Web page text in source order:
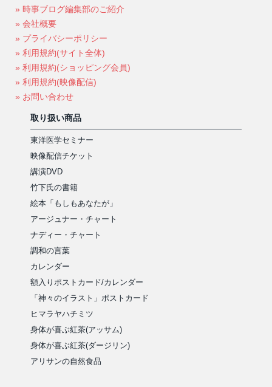
» 時事ブログ編集部のご紹介
» 会社概要
» プライバシーポリシー
» 利用規約(サイト全体)
» 利用規約(ショッピング会員)
» 利用規約(映像配信)
» お問い合わせ
取り扱い商品
東洋医学セミナー
映像配信チケット
講演DVD
竹下氏の書籍
絵本「もしもあなたが」
アージュナー・チャート
ナディー・チャート
調和の言葉
カレンダー
額入りポストカード/カレンダー
「神々のイラスト」ポストカード
ヒマラヤハチミツ
身体が喜ぶ紅茶(アッサム)
身体が喜ぶ紅茶(ダージリン)
アリサンの自然食品